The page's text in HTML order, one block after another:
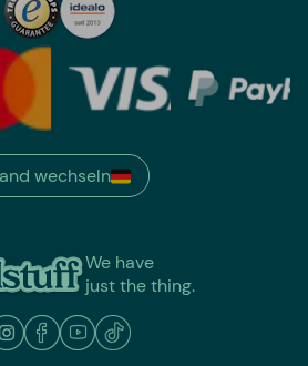
We have
just the thing.
wechseln